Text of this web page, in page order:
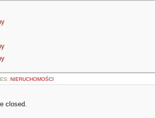
NIERUCHOMOŚCI
closed.